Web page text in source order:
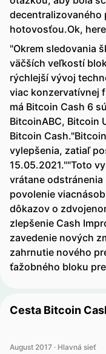
hotovosťou.Ok,
"Okrem sledovania
väčších veľkostí
rýchlejší vývoj
viac konzervatívnej
má Bitcoin Cash 6
BitcoinABC, Bitcoin
Bitcoin
vylepšenia, zatiaľ
15.05.2021.""Toto
vrátane
povolenie
dôkazov o
zlepšenie Cash
zavedenie nových
zahrnutie nového
ťažobného bloku
Cesta Bitcoin
August 2017 · Hlavná sieť